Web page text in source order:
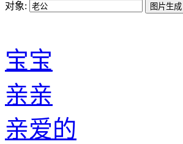
对象:
宝宝
亲亲
亲爱的